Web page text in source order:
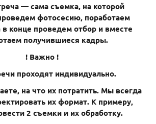
— сама съемка, на которой
фотосесию, поработаем
конце проведем отбор и вместе
получившиеся кадры.
! Важно !
проходят индивидуально.
на что их потратить. Мы всегда
их формат. К примеру,
2 съемки и их обработку.